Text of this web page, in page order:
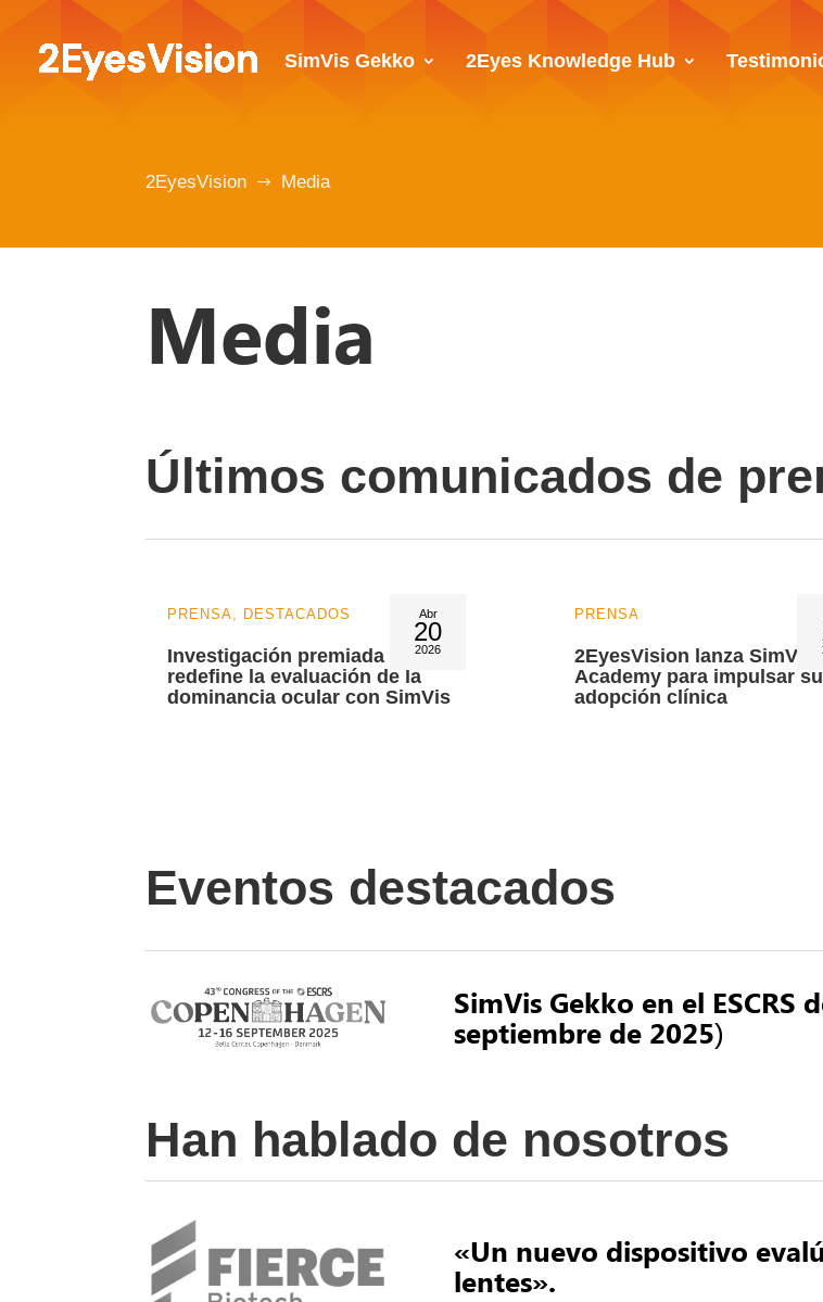
SimVis Gekko 2Eyes Knowledge Hub
2EyesVision $ Media
Media
Últimos comunicados de
Abr
20
2026
PRENSA DESTACADOS
Investigación premiada que
redefine la evaluación de la
dominancia ocular con SimVis
PRENSA
2EyesVision lanza SimVis
Academy para impulsar su
adopción clínica
Eventos destacados
SimVis Gekko en el
septiembre de 2025)
Han hablado de nosotros
«Un nuevo dispositivo
lentes».